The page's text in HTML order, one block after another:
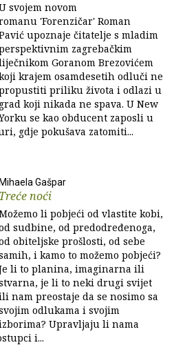
svojem novom
'Forenzičar' Roman
upoznaje čitatelje s mladim
zagrebačkim
Goranom Brezovićem
krajem osamdesetih odluči ne
priliku života i odlazi u
grad koji nikada ne spava. U New
se kao obducent zaposli u
gdje pokušava zatomiti...
Mihaela Gašpar
Treće noći
li pobjeći od vlastite kobi,
sudbine, od predodređenoga,
obiteljske prošlosti, od sebe
i kamo to možemo pobjeći?
li to planina, imaginarna ili
je li to neki drugi svijet
nam preostaje da se nosimo sa
odlukama i svojim
Upravljaju li nama
i...